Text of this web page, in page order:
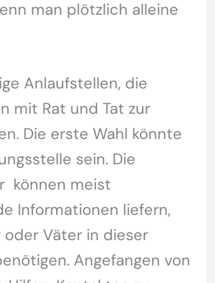
man plötzlich alleine
Anlaufstellen, die
mit Rat und Tat zur
Die erste Wahl könnte
sein. Die
können meist
Informationen liefern,
Väter in dieser
Angefangen von